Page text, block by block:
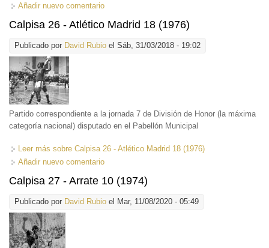
Añadir nuevo comentario
Calpisa 26 - Atlético Madrid 18 (1976)
Publicado por David Rubio el Sáb, 31/03/2018 - 19:02
Partido correspondiente a la jornada 7 de División de Honor (la máxima
categoría nacional) disputado en el Pabellón Municipal
Leer más sobre Calpisa 26 - Atlético Madrid 18 (1976)
Añadir nuevo comentario
Calpisa 27 - Arrate 10 (1974)
Publicado por David Rubio el Mar, 11/08/2020 - 05:49